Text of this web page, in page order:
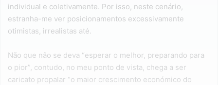
individual e coletivamente. Por isso, neste cenário,
estranha-me ver posicionamentos excessivamente
otimistas, irrealistas até.
Não que não se deva “esperar o melhor, preparando para
o pior”, contudo, no meu ponto de vista, chega a ser
caricato propalar “o maior crescimento económico do